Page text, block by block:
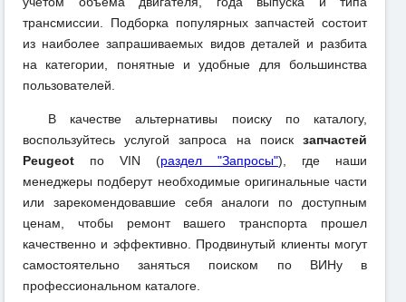
трансмиссии. Подборка популярных запчастей состоит
из наиболее запрашиваемых видов деталей и разбита
на категории, понятные и удобные для большинства
пользователей.
В качестве альтернативы поиску по каталогу,
воспользуйтесь услугой запроса на поиск запчастей
Peugeot по VIN (раздел "Запросы"), где наши
менеджеры подберут необходимые оригинальные части
или зарекомендовавшие себя аналоги по доступным
ценам, чтобы ремонт вашего транспорта прошел
качественно и эффективно. Продвинутый клиенты могут
самостоятельно заняться поиском по ВИНу в
профессиональном каталоге.